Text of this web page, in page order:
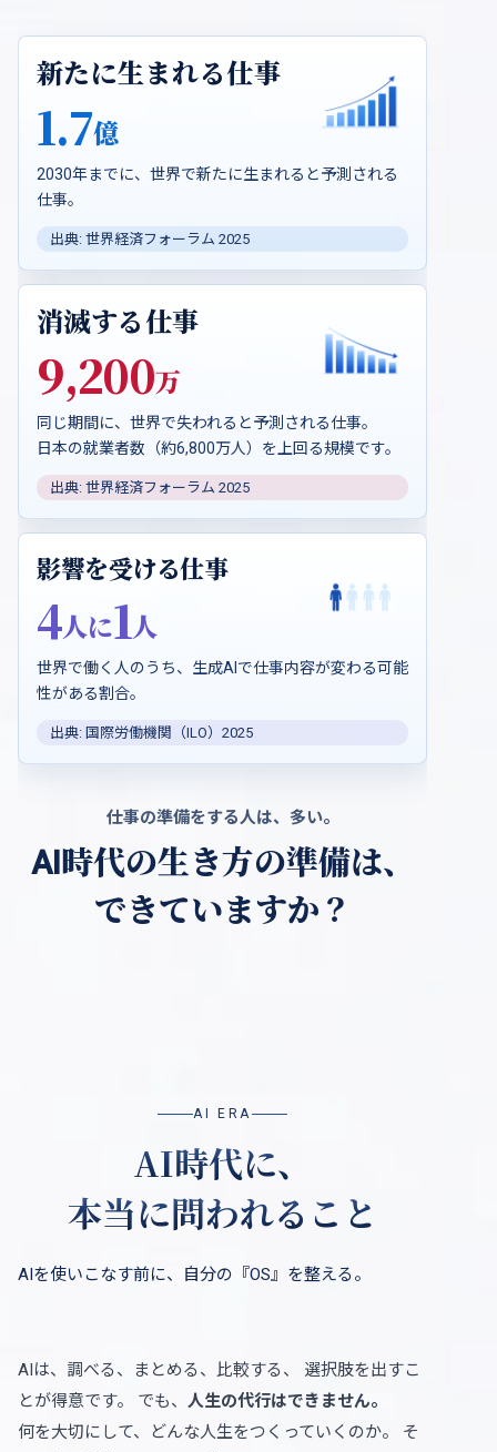
新たに生まれる仕事
1.7億
2030年までに、世界で新たに生まれると予測される
仕事。
出典: 世界経済フォーラム 2025
消滅する仕事
9,200万
同じ期間に、世界で失われると予測される仕事。
日本の就業者数（約6,800万人）を上回る規模です。
出典: 世界経済フォーラム 2025
影響を受ける仕事
4人に1人
世界で働く人のうち、生成AIで仕事内容が変わる可能
性がある割合。
出典: 国際労働機関（ILO）2025
仕事の準備をする人は、多い。
AI時代の生き方の準備は、
できていますか？
AI ERA
AI時代に、
本当に問われること
AIを使いこなす前に、自分の『OS』を整える。
AIは、調べる、まとめる、比較する、
選択肢を出すこ
とが得意です。
でも、 人生の代行はできません。
何を大切にして、どんな人生をつくっていくのか。
そ